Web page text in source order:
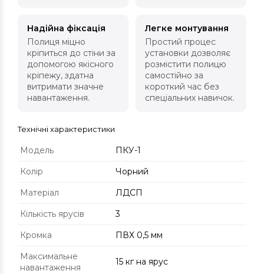
Надійна фіксація
Полиця міцно
кріпиться до стіни за
допомогою якісного
кріпежу, здатна
витримати значне
навантаження.
Легке монтування
Простий процес
установки дозволяє
розмістити полицю
самостійно за
короткий час без
спеціальних навичок.
Технічні характеристики
Модель
ПКУ-1
Колір
Чорний
Матеріал
ЛДСП
Кількість ярусів
3
Кромка
ПВХ 0,5 мм
Максимальне
навантаження
15 кг на ярус